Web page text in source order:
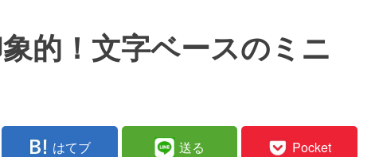
的！文字ベースのミニ
はてブ 送る Pocket